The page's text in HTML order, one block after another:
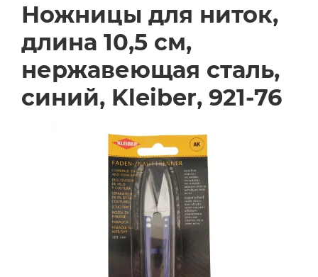
Ножницы для ниток,
длина 10,5 см,
нержавеющая сталь,
синий, Kleiber, 921-76